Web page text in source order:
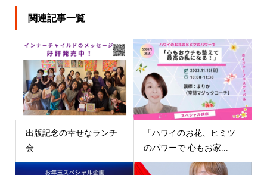
関連記事一覧
出版記念の幸せなランチ
会
「ハワイのお花、ヒミツ
のパワーで 心もお家...